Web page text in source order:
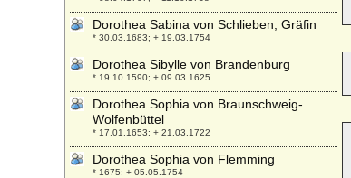
Dorothea Sabina von Schlieben, Gräfin
* 30.03.1683; + 19.03.1754
Dorothea Sibylle von Brandenburg
* 19.10.1590; + 09.03.1625
Dorothea Sophia von Braunschweig-
Wolfenbüttel
* 17.01.1653; + 21.03.1722
Dorothea Sophia von Flemming
* 1675; + 05.05.1754